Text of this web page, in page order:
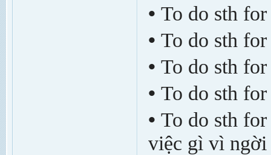
• To do sth
• To do sth
• To do sth
• To do sth
• To do sth
việc gì vì